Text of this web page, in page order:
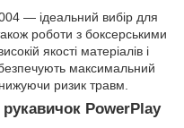
— ідеальний вибір для
роботи з боксерськими
якості матеріалів і
максимальний
ризик травм.
PowerPlay